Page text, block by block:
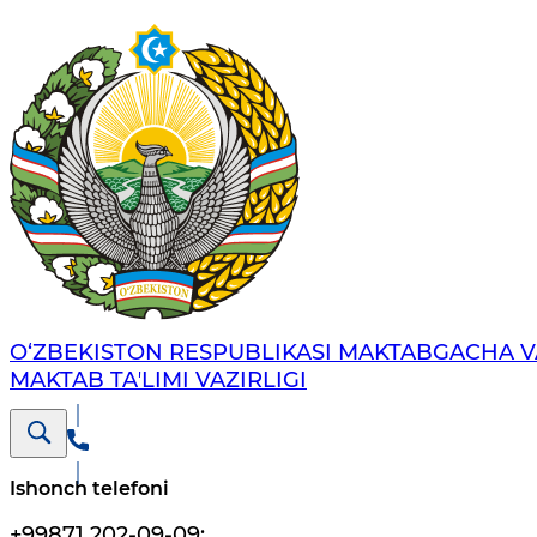
O‘ZBEKISTON RESPUBLIKASI MAKTABGACHA
MAKTAB TAʼLIMI VAZIRLIGI
Ishonch telefoni